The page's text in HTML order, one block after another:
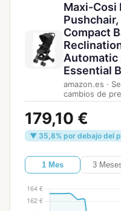
Maxi-Cosi
Compact
Automatic
Essential
amazon.es ·
cambios de
179,10 €
▼ 35,8% por debajo del
1 Mes 3